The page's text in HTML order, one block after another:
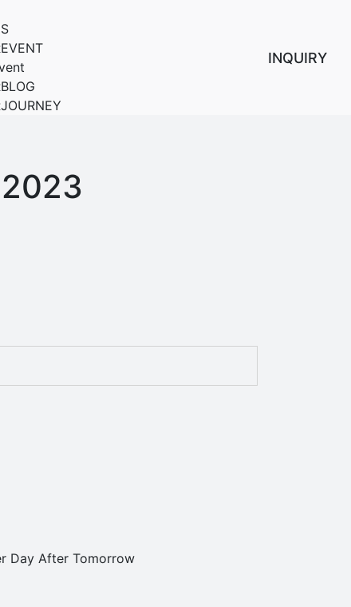
INQUIRY
2023
Day After Tomorrow